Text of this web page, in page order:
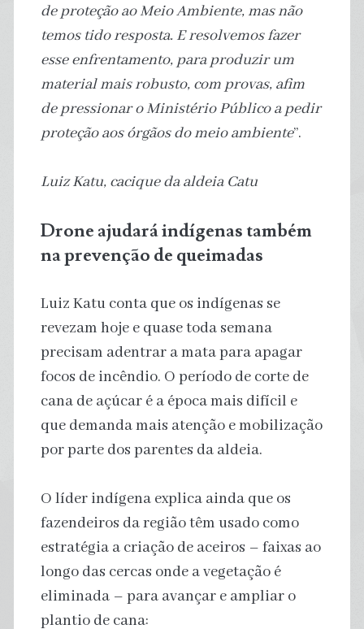
de proteção ao Meio Ambiente, mas não
temos tido resposta. E resolvemos fazer
esse enfrentamento, para produzir um
material mais robusto, com provas, afim
de pressionar o Ministério Público a pedir
proteção aos órgãos do meio ambiente”.
Luiz Katu, cacique da aldeia Catu
Drone ajudará indígenas também
na prevenção de queimadas
Luiz Katu conta que os indígenas se
revezam hoje e quase toda semana
precisam adentrar a mata para apagar
focos de incêndio. O período de corte de
cana de açúcar é a época mais difícil e
que demanda mais atenção e mobilização
por parte dos parentes da aldeia.
O líder indígena explica ainda que os
fazendeiros da região têm usado como
estratégia a criação de aceiros – faixas ao
longo das cercas onde a vegetação é
eliminada – para avançar e ampliar o
plantio de cana: